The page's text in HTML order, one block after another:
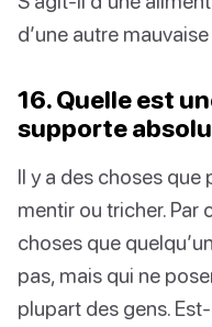
d’une autre
16. Quelle est
supporte
Il y a des choses que
mentir ou tricher. Par
choses que
pas, mais qui ne
plupart des gens.